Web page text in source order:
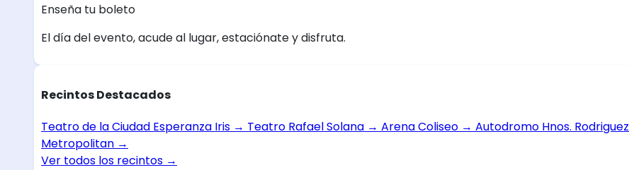
Enseña tu boleto
El día del evento, acude al lugar, estaciónate y disfruta.
Recintos Destacados
Teatro de la Ciudad Esperanza Iris → Teatro Rafael Solana → Arena Coliseo → Autodromo Hnos. Rodriguez
Metropolitan →
Ver todos los recintos →